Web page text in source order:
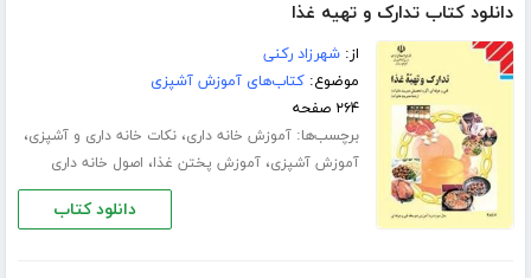
دانلود کتاب تدارک و تهیه غذا
از:شهرزاد رکنی
موضوع:کتاب‌های آموزش آشپزی
۲۶۴ صفحه
برچسب‌ها:آموزش خانه داری،نکات خانه داری و آشپزی،
آموزش آشپزی،آموزش پختن غذا، اصول خانه داری
دانلود کتاب